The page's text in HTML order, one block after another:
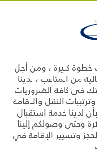
خطوة كبيرة ، ومن أجل
من المتاعب ، لدينا
فى كافة الضروريات
النقل والإقامة
لدينا خدمة استقبال
وحتى وصولكم إلينا.
وتسيير الإقامة في